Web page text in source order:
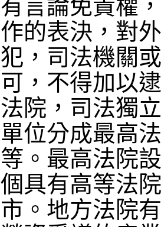
有言論免責權
作的表決，對
犯，司法機關
可，不得加以
法院，司法獨
單位分成最高
等。最高法院
個具有高等法
市。地方法院